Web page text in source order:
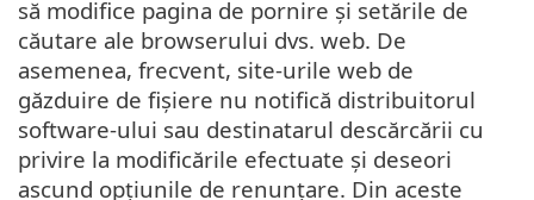
să modifice pagina de pornire și setările de
căutare ale browserului dvs. web. De
asemenea, frecvent, site-urile web de
găzduire de fișiere nu notifică distribuitorul
software-ului sau destinatarul descărcării cu
privire la modificările efectuate și deseori
ascund opțiunile de renunțare. Din aceste